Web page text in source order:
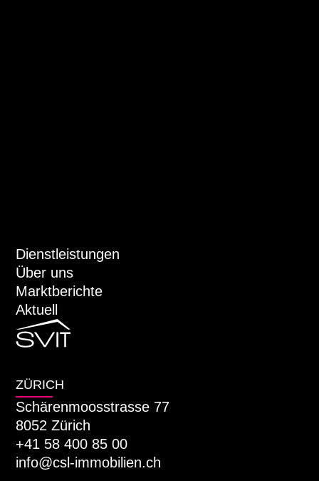
Dienstleistungen
Über uns
Marktberichte
Aktuell
ZÜRICH
Schärenmoosstrasse 77
8052 Zürich
+41 58 400 85 00
info@csl-immobilien.ch